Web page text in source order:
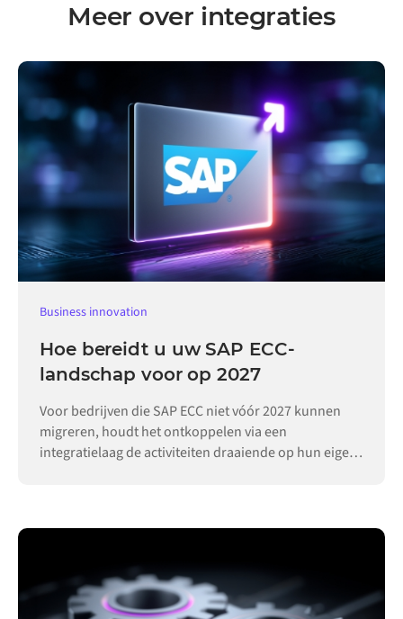
Meer over integraties
Business innovation
Hoe bereidt u uw SAP ECC-
landschap voor op 2027
Voor bedrijven die SAP ECC niet vóór 2027 kunnen
migreren, houdt het ontkoppelen via een
integratielaag de activiteiten draaiende op hun eigen